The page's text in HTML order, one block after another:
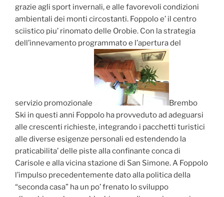
grazie agli sport invernali, e alle favorevoli condizioni
ambientali dei monti circostanti. Foppolo e’ il centro
sciistico piu’ rinomato delle Orobie. Con la strategia
dell’innevamento programmato e l’apertura del
servizio promozionale
Brembo
Ski in questi anni Foppolo ha provveduto ad adeguarsi
alle crescenti richieste, integrando i pacchetti turistici
alle diverse esigenze personali ed estendendo la
praticabilita’ delle piste alla confinante conca di
Carisole e alla vicina stazione di San Simone. A Foppolo
l’impulso precedentemente dato alla politica della
“seconda casa” ha un po’ frenato lo sviluppo